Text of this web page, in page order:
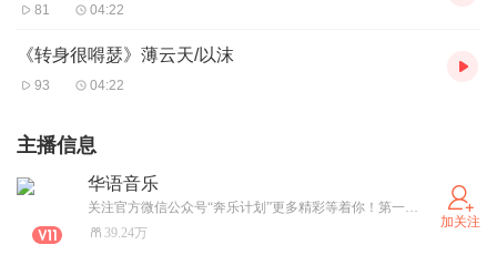
81 04:22
《转身很嘚瑟》薄云天/以沫
93 04:22
主播信息
华语音乐
关注官方微信公众号“奔乐计划”更多精彩等着你！第一时间发布最新最潮的华语流行音乐，不容错过！
39.24万
加关注